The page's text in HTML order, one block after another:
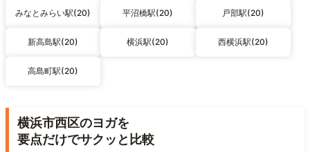
みなとみらい駅(20) 平沼橋駅(20) 戸部駅(20)
新高島駅(20) 横浜駅(20) 西横浜駅(20)
高島町駅(20)
横浜市西区のヨガを
要点だけでサクッと比較